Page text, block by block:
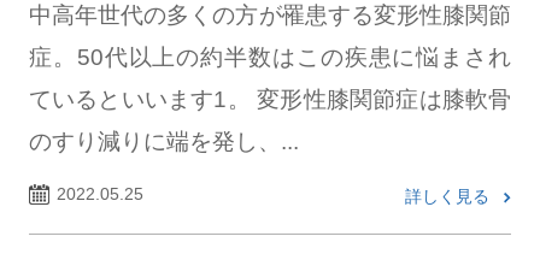
中高年世代の多くの方が罹患する変形性膝関節
症。50代以上の約半数はこの疾患に悩まされ
ているといいます1。 変形性膝関節症は膝軟骨
のすり減りに端を発し、...
2022.05.25 詳しく見る